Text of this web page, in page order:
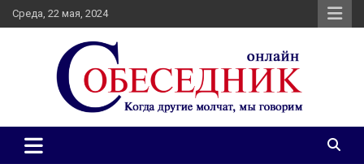
Skip
to
Среда, 22 мая, 2024
Собеседник онлайн
Собеседник. Журналистские расследования, специальные
репортажи и эксклюзивные интервью.